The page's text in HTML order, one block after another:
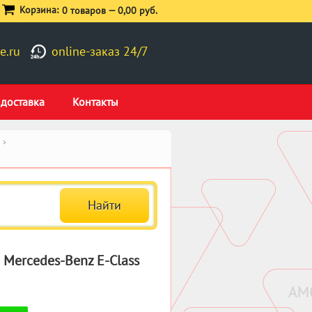
online-заказ 24/7
Контакты
Корзина: 0 товаров —0,00 руб.
Benz E-Class